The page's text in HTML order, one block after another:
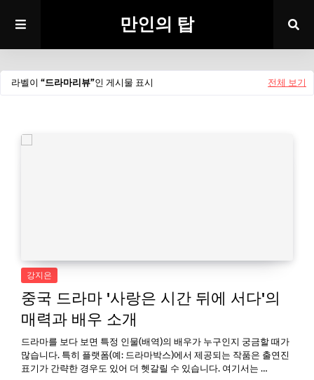
만인의 탑
라벨이 드라마리뷰 인 게시물 표시 전체 보기
강지은
중국 드라마 '사랑은 시간 뒤에 서다'의
매력과 배우 소개
드라마를 보다 보면 특정 인물(배역)의 배우가 누구인지 궁금할 때가
많습니다. 특히 플랫폼(예: 드라마박스)에서 제공되는 작품은 출연진
표기가 간략한 경우도 있어 더 헷갈릴 수 있습니다. 여기서는 …